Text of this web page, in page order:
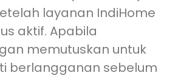
layanan IndiHome
aktif. Apabila
memutuskan untuk
berlangganan sebelum